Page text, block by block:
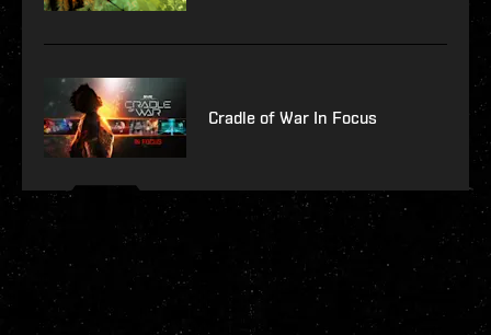
Cradle of War In Focus